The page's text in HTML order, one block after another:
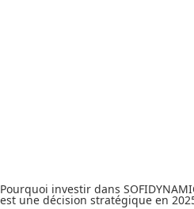
Pourquoi investir dans
est une décision stratégique en